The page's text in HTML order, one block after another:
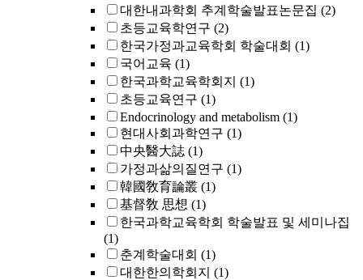
대한내과학회 추계학술발표논문집 (2)
초등교육학연구 (2)
한국가정과교육학회 학술대회 (1)
국어교육 (1)
한국과학교육학회지 (1)
초등교육연구 (1)
Endocrinology and metabolism (1)
현대사회과학연구 (1)
中央醫大誌 (1)
가정과삶의질연구 (1)
韓國敎育論叢 (1)
基督敎 思想 (1)
한국과학교육학회 학술발표 및 세미나집
(1)
춘계학술대회 (1)
대한한의학회지 (1)